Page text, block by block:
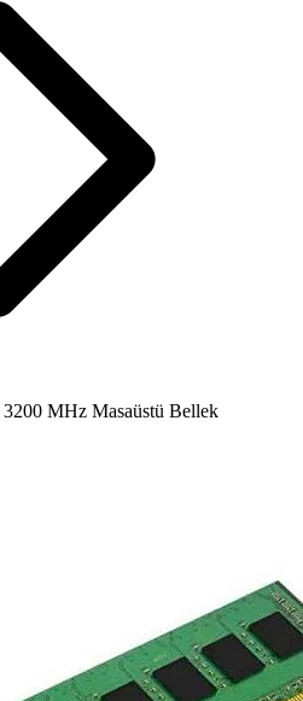
MHz Masaüstü Bellek